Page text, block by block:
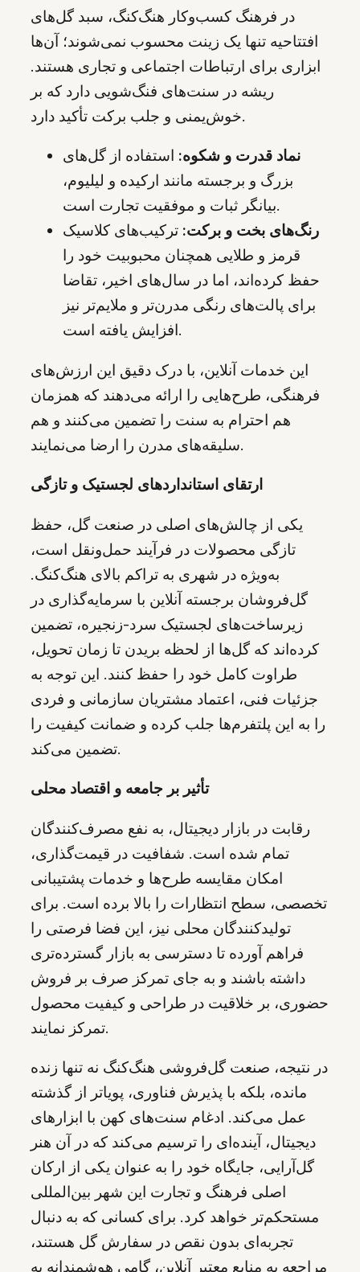
در فرهنگ کسب‌وکار هنگ‌کنگ، سبد گل‌های
افتتاحیه تنها یک زینت محسوب نمی‌شوند؛ آن‌ها
ابزاری برای ارتباطات اجتماعی و تجاری هستند.
ریشه در سنت‌های فنگ‌شویی دارد که بر
خوش‌یمنی و جلب برکت تأکید دارد.
نماد قدرت و شکوه: استفاده از گل‌های
بزرگ و برجسته مانند ارکیده و لیلیوم،
بیانگر ثبات و موفقیت تجارت است.
رنگ‌های بخت و برکت: ترکیب‌های کلاسیک
قرمز و طلایی همچنان محبوبیت خود را
حفظ کرده‌اند، اما در سال‌های اخیر، تقاضا
برای پالت‌های رنگی مدرن‌تر و ملایم‌تر نیز
افزایش یافته است.
این خدمات آنلاین، با درک دقیق این ارزش‌های
فرهنگی، طرح‌هایی را ارائه می‌دهند که همزمان
هم احترام به سنت را تضمین می‌کنند و هم
سلیقه‌های مدرن را ارضا می‌نمایند.
ارتقای استانداردهای لجستیک و تازگی
یکی از چالش‌های اصلی در صنعت گل، حفظ
تازگی محصولات در فرآیند حمل‌ونقل است،
به‌ویژه در شهری به تراکم بالای هنگ‌کنگ.
گل‌فروشان برجسته آنلاین با سرمایه‌گذاری در
زیرساخت‌های لجستیک سرد-زنجیره، تضمین
کرده‌اند که گل‌ها از لحظه بریدن تا زمان تحویل،
طراوت کامل خود را حفظ کنند. این توجه به
جزئیات فنی، اعتماد مشتریان سازمانی و فردی
را به این پلتفرم‌ها جلب کرده و ضمانت کیفیت را
تضمین می‌کند.
تأثیر بر جامعه و اقتصاد محلی
رقابت در بازار دیجیتال، به نفع مصرف‌کنندگان
تمام شده است. شفافیت در قیمت‌گذاری،
امکان مقایسه طرح‌ها و خدمات پشتیبانی
تخصصی، سطح انتظارات را بالا برده است. برای
تولیدکنندگان محلی نیز، این فضا فرصتی را
فراهم آورده تا دسترسی به بازار گسترده‌تری
داشته باشند و به جای تمرکز صرف بر فروش
حضوری، بر خلاقیت در طراحی و کیفیت محصول
تمرکز نمایند.
در نتیجه، صنعت گل‌فروشی هنگ‌کنگ نه تنها زنده
مانده، بلکه با پذیرش فناوری، پویاتر از گذشته
عمل می‌کند. ادغام سنت‌های کهن با ابزارهای
دیجیتال، آینده‌ای را ترسیم می‌کند که در آن هنر
گل‌آرایی، جایگاه خود را به عنوان یکی از ارکان
اصلی فرهنگ و تجارت این شهر بین‌المللی
مستحکم‌تر خواهد کرد. برای کسانی که به دنبال
تجربه‌ای بدون نقص در سفارش گل هستند،
مراجعه به منابع معتبر آنلاین، گامی هوشمندانه به